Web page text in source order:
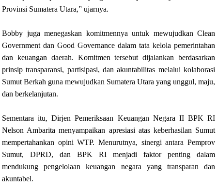
Provinsi Sumatera Utara,” ujarnya.
Bobby juga menegaskan komitmennya untuk mewujudkan Clean
Government dan Good Governance dalam tata kelola pemerintahan
dan keuangan daerah. Komitmen tersebut dijalankan berdasarkan
prinsip transparansi, partisipasi, dan akuntabilitas melalui kolaborasi
Sumut Berkah guna mewujudkan Sumatera Utara yang unggul, maju,
dan berkelanjutan.
Sementara itu, Dirjen Pemeriksaan Keuangan Negara II BPK RI
Nelson Ambarita menyampaikan apresiasi atas keberhasilan Sumut
mempertahankan opini WTP. Menurutnya, sinergi antara Pemprov
Sumut, DPRD, dan BPK RI menjadi faktor penting dalam
mendukung pengelolaan keuangan negara yang transparan dan
akuntabel.